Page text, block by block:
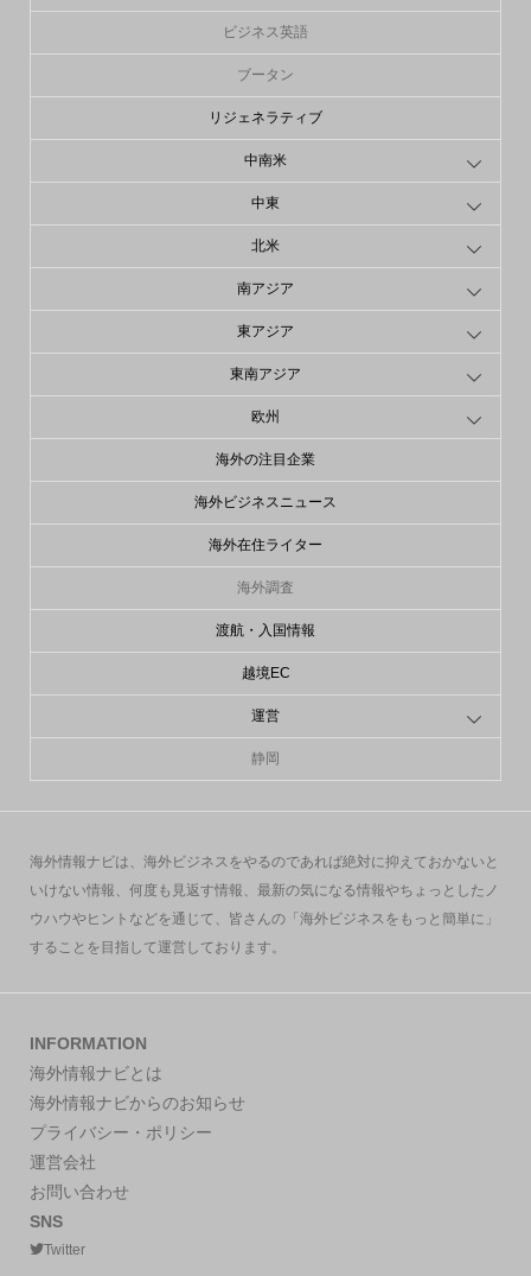
ビジネス英語
ブータン
リジェネラティブ
中南米
中東
北米
南アジア
東アジア
東南アジア
欧州
海外の注目企業
海外ビジネスニュース
海外在住ライター
海外調査
渡航・入国情報
越境EC
運営
静岡
海外情報ナビは、海外ビジネスをやるのであれば絶対に抑えておかないと
いけない情報、何度も見返す情報、最新の気になる情報やちょっとしたノ
ウハウやヒントなどを通じて、皆さんの「海外ビジネスをもっと簡単に」
することを目指して運営しております。
INFORMATION
海外情報ナビとは
海外情報ナビからのお知らせ
プライバシー・ポリシー
運営会社
お問い合わせ
SNS
Twitter